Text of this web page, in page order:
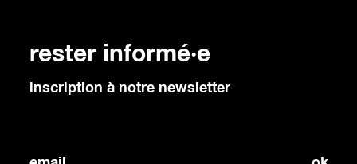
rester informé·e
inscription à notre newsletter